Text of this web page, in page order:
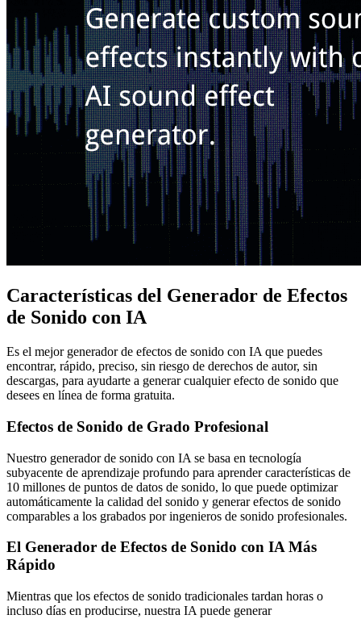
Características del Generador de Efectos
de Sonido con IA
Es el mejor generador de efectos de sonido con IA que puedes
encontrar, rápido, preciso, sin riesgo de derechos de autor, sin
descargas, para ayudarte a generar cualquier efecto de sonido que
desees en línea de forma gratuita.
Efectos de Sonido de Grado Profesional
Nuestro generador de sonido con IA se basa en tecnología
subyacente de aprendizaje profundo para aprender características de
10 millones de puntos de datos de sonido, lo que puede optimizar
automáticamente la calidad del sonido y generar efectos de sonido
comparables a los grabados por ingenieros de sonido profesionales.
El Generador de Efectos de Sonido con IA Más
Rápido
Mientras que los efectos de sonido tradicionales tardan horas o
incluso días en producirse, nuestra IA puede generar